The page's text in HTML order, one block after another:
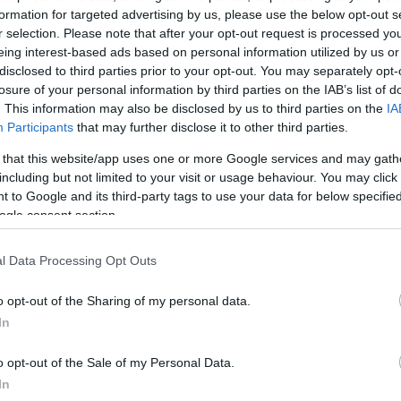
for targeted advertising by us, please use the below opt-out
selection. Please note that after your opt-out request is processed
interest-based ads based on personal information utilized by us
to third parties prior to your opt-out. You may separately
of your personal information by third parties on the IAB’s list of
This information may also be disclosed by us to third parties on the
Participants that may further disclose it to other third parties.
this website/app uses one or more Google services and may
but not limited to your visit or usage behaviour. You may
to Google and its third-party tags to use your data for below
consent section.
Data Processing Opt Outs
opt-out of the Sharing of my personal data.
opt-out of the Sale of my Personal Data.
EBITDAδιαμορφώθηκε σε 55,3 εκατ. ευρώ,
14,9% σε σύγκριση με το 1ο τρίμηνο του 2025,
της τιμολογιακής πολιτικής που εφαρμόστηκε με
της κερδοφορίας με το ρυθμιστικό πλαίσιο.
από φόρουςδιαμορφώθηκαν σε 18,9 εκατ. ευρώ,
7,3 εκατ. ευρώ, όπως αναμενόταν, προκειμένου τα
των Αεροπορικών Δραστηριοτήτων σε ετήσια
με το ρυθμιστικό πλαίσιο, μετά την
Μεταφερόμενου Ποσού.
με επιτυχία στις 15 Μαΐου, με ποσοστό
κεφαλαίων ύψους 83,25 εκατ. ευρώ, τα
Κεφάλαιο Αεροπορικών Δραστηριοτήτων.
εργασίες προχωρούν για τον Πολυώροφο
και τον νέο Βορειοδυτικό Χώρο